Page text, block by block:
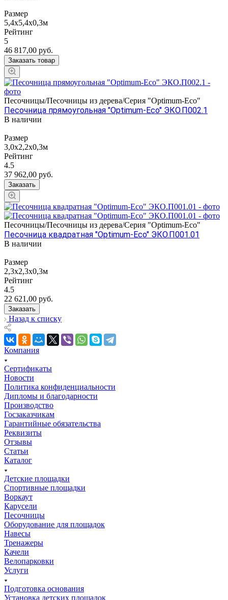
Размер
5,4х5,4х0,3м
Рейтинг
5
46 817,00 руб.
Заказать товар
Песочницы/Песочницы из дерева/Серия "Оptimum-Еco"
Песочница прямоугольная "Оptimum-Еco" ЭКО.П002.1
В наличии
Размер
3,0х2,2х0,3м
Рейтинг
4.5
37 962,00 руб.
Заказать
Песочницы/Песочницы из дерева/Серия "Оptimum-Еco"
Песочница квадратная "Оptimum-Еco" ЭКО.П001.01
В наличии
Размер
2,3х2,3х0,3м
Рейтинг
4.5
22 621,00 руб.
Заказать
Назад к списку
Компания
Сертификаты
Новости
Политика конфиденциальности
Дипломы и благодарности
Производство
Госзаказчикам
Гарантийные обязательства
Реквизиты
Отзывы
Статьи
Каталог
Детские площадки
Спортивные площадки
Воркаут
Карусели
Песочницы
Оборудование для площадок
Навесы
Тренажеры
Качели
Велопарковки
Услуги
Подготовка основания
Установка детских площадок